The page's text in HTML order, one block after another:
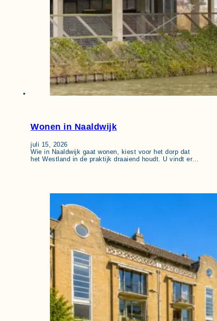
Wonen in Naaldwijk
juli 15, 2026
Wie in Naaldwijk gaat wonen, kiest voor het dorp dat
het Westland in de praktijk draaiend houdt. U vindt er…